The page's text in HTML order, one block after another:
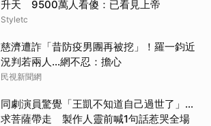
升天 9500萬人看傻：已看見上帝
Styletc
慈濟遭詐「昔防疫男團再被挖」！羅一鈞近
況判若兩人…網不忍：擔心
民視新聞網
同劇演員驚覺「王凱不知道自己過世了」...
求菩薩帶走 製作人靈前喊1句話惹哭全場